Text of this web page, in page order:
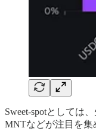
Sweet-spotとしては
MNTなどが注目を集